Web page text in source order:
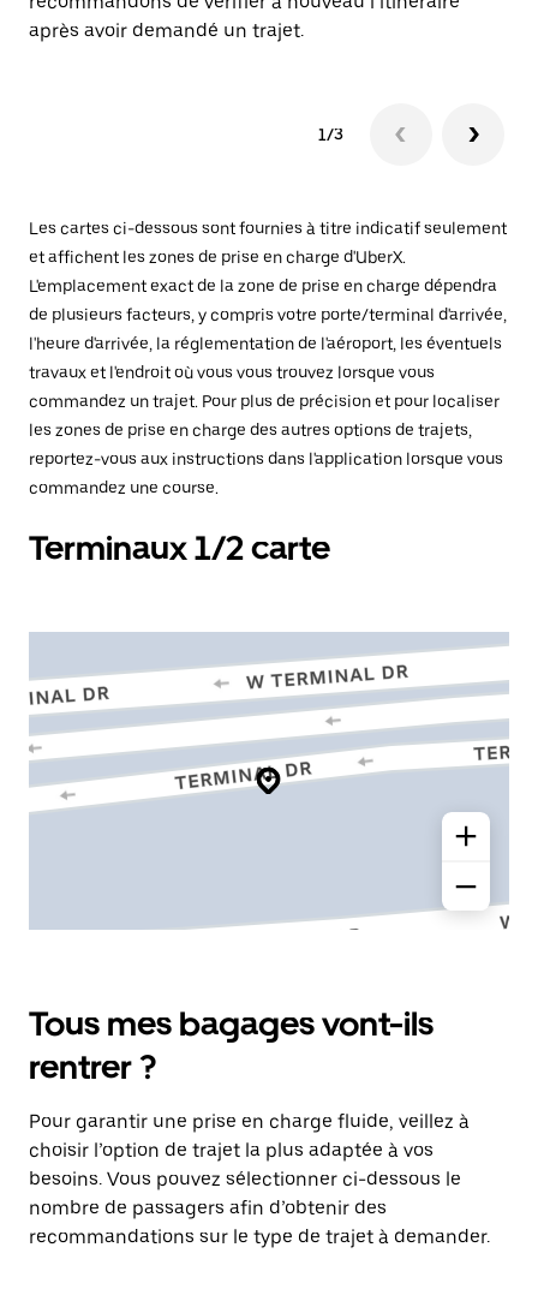
après avoir demandé un trajet.
1/3
Les cartes ci-dessous sont fournies à titre indicatif seulement
et affichent les zones de prise en charge d'UberX.
L'emplacement exact de la zone de prise en charge dépendra
de plusieurs facteurs, y compris votre porte/terminal d'arrivée,
l'heure d'arrivée, la réglementation de l'aéroport, les éventuels
travaux et l'endroit où vous vous trouvez lorsque vous
commandez un trajet. Pour plus de précision et pour localiser
les zones de prise en charge des autres options de trajets,
reportez-vous aux instructions dans l'application lorsque vous
commandez une course.
Terminaux 1/2 carte
Tous mes bagages vont-ils
rentrer ?
Pour garantir une prise en charge fluide, veillez à
choisir l’option de trajet la plus adaptée à vos
besoins. Vous pouvez sélectionner ci-dessous le
nombre de passagers afin d’obtenir des
recommandations sur le type de trajet à demander.